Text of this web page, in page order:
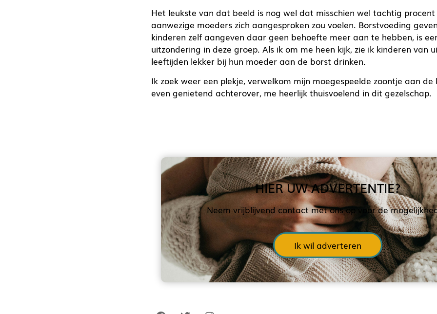
Het leukste van dat beeld is nog wel dat misschien wel tachtig
aanwezige moeders zich aangesproken zou voelen. Borstvoeding
kinderen zelf aangeven daar geen behoefte meer aan te hebben, is
uitzondering in deze groep. Als ik om me heen kijk, zie ik kinderen van
leeftijden lekker bij hun moeder aan de borst drinken.
Ik zoek weer een plekje, verwelkom mijn moegespeelde zoontje aan de
even genietend achterover, me heerlijk thuisvoelend in dit gezelschap.
HIER UW ADVERTENTIE?
Neem vrijblijvend contact met ons op voor de
Ik wil adverteren